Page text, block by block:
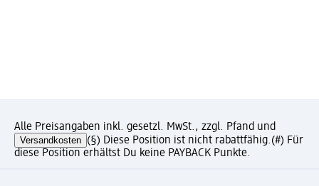
Alle Preisangaben inkl. gesetzl. MwSt., zzgl. Pfand und
Versandkosten (§) Diese Position ist nicht rabattfähig.(#) Für
diese Position erhältst Du keine PAYBACK Punkte.